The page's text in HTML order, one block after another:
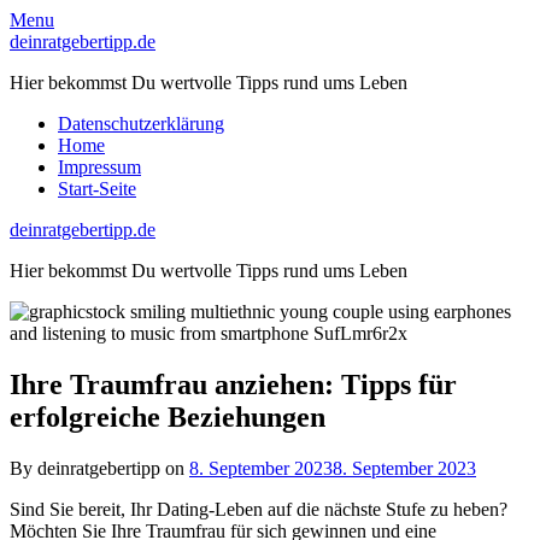
Skip
to
Menu
deinratgebertipp.de
Hier bekommst Du wertvolle Tipps rund ums Leben
Datenschutzerklärung
Home
Impressum
Start-Seite
deinratgebertipp.de
Hier bekommst Du wertvolle Tipps rund ums Leben
Ihre Traumfrau anziehen: Tipps für
erfolgreiche Beziehungen
By deinratgebertipp on 8. September 20238. September 2023
Sind Sie bereit, Ihr Dating-Leben auf die nächste Stufe zu heben?
Möchten Sie Ihre Traumfrau für sich gewinnen und eine